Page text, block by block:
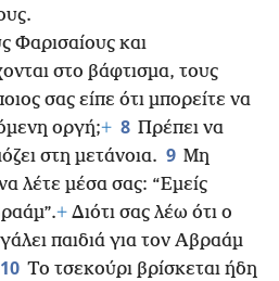
Φαρισαίους και
στο βάφτισμα, τους
σας είπε ότι μπορείτε να
οργή;+ 8 Πρέπει να
στη μετάνοια. 9 Μη
λέτε μέσα σας: “Εμείς
+ Διότι σας λέω ότι ο
παιδιά για τον Αβραάμ
10 Το τσεκούρι βρίσκεται ήδη